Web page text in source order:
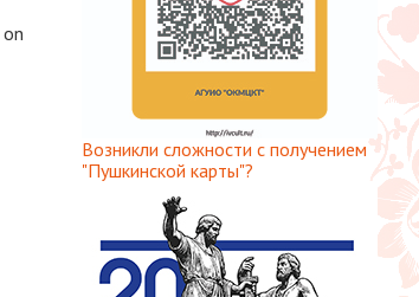
on
Возникли сложности с получением
"Пушкинской карты"?